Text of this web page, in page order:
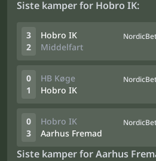
Siste kamper for Hobro IK:
3
2
Hobro IK
Middelfart
0
1
HB Køge
Hobro IK
0
3
Hobro IK
Aarhus Fremad
Siste kamper for Aarhus